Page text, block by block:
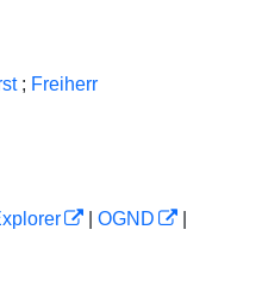
; Freiherr
OGND